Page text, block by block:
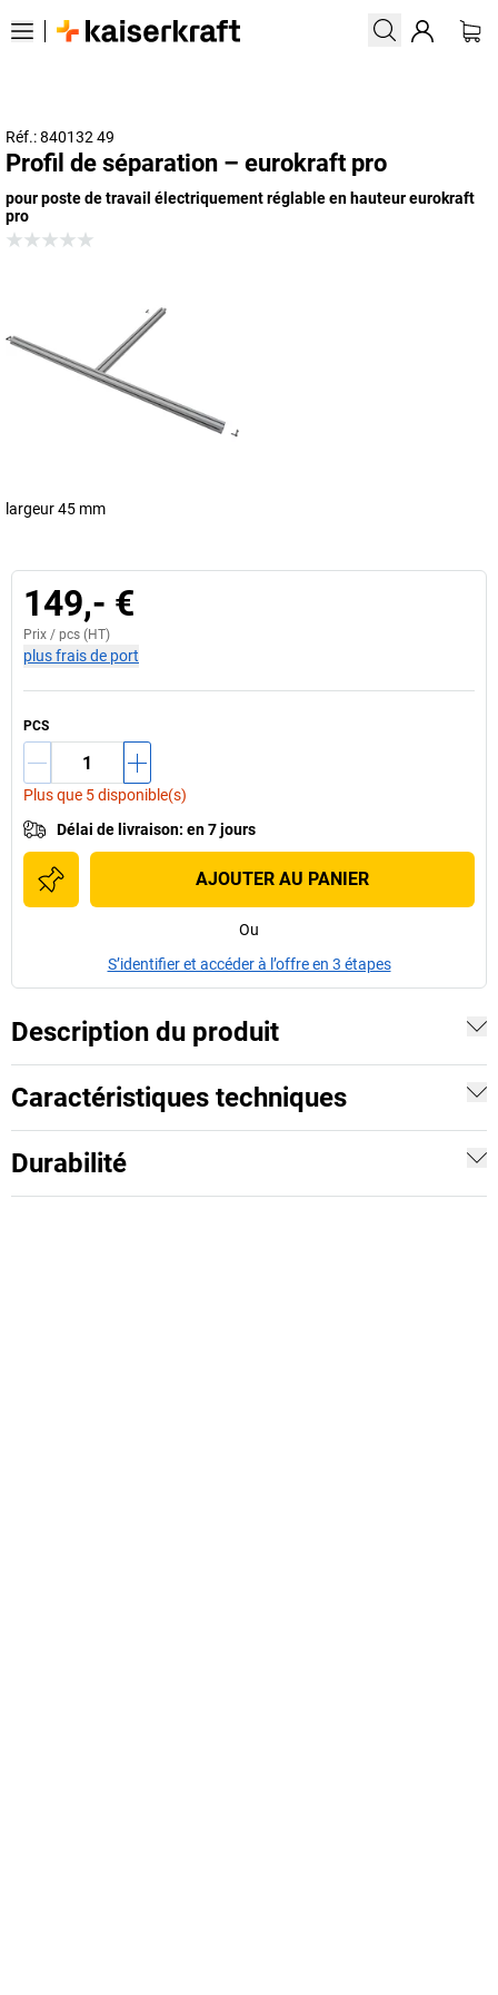
Réf.: 840132 49
Profil de séparation – eurokraft pro
pour poste de travail électriquement réglable en hauteur eurokraft
pro
largeur 45 mm
149,- €
Prix / pcs (HT)
plus frais de port
PCS
Plus que 5 disponible(s)
Délai de livraison: en 7 jours
AJOUTER AU PANIER
Ou
S’identifier et accéder à l’offre en 3 étapes
Description du produit
Caractéristiques techniques
Durabilité